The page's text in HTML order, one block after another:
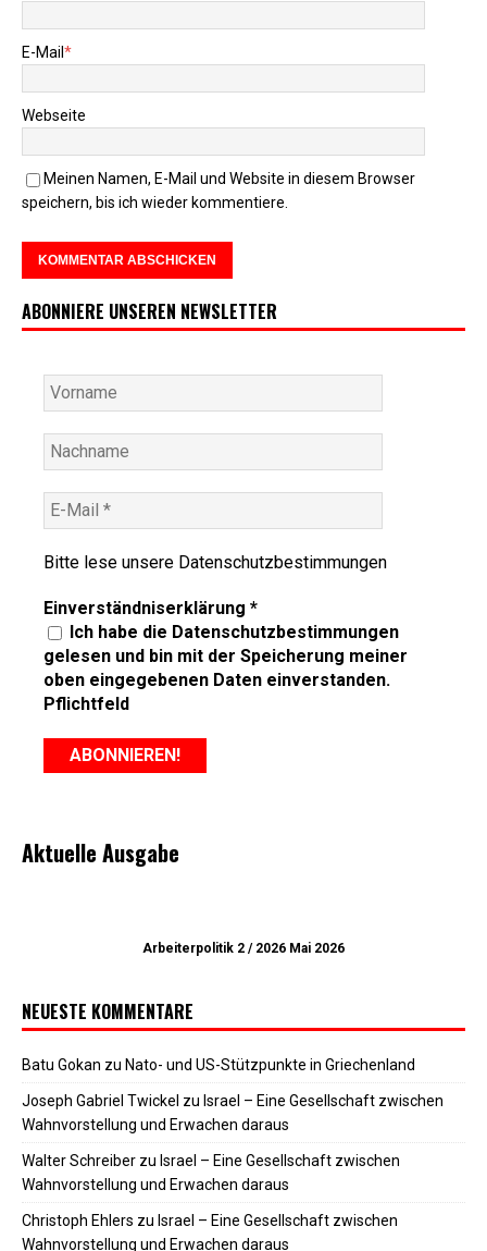
E-Mail *
Webseite
Meinen Namen, E-Mail und Website in diesem Browser
speichern, bis ich wieder kommentiere.
ABONNIERE UNSEREN NEWSLETTER
Bitte lese unsere Datenschutzbestimmungen
Einverständniserklärung *
Ich habe die Datenschutzbestimmungen
gelesen und bin mit der Speicherung meiner
oben eingegebenen Daten einverstanden.
Pflichtfeld
Aktuelle Ausgabe
Arbeiterpolitik 2 / 2026 Mai 2026
NEUESTE KOMMENTARE
Batu Gokan zu Nato- und US-Stützpunkte in Griechenland
Joseph Gabriel Twickel zu Israel – Eine Gesellschaft zwischen
Wahnvorstellung und Erwachen daraus
Walter Schreiber zu Israel – Eine Gesellschaft zwischen
Wahnvorstellung und Erwachen daraus
Christoph Ehlers zu Israel – Eine Gesellschaft zwischen
Wahnvorstellung und Erwachen daraus